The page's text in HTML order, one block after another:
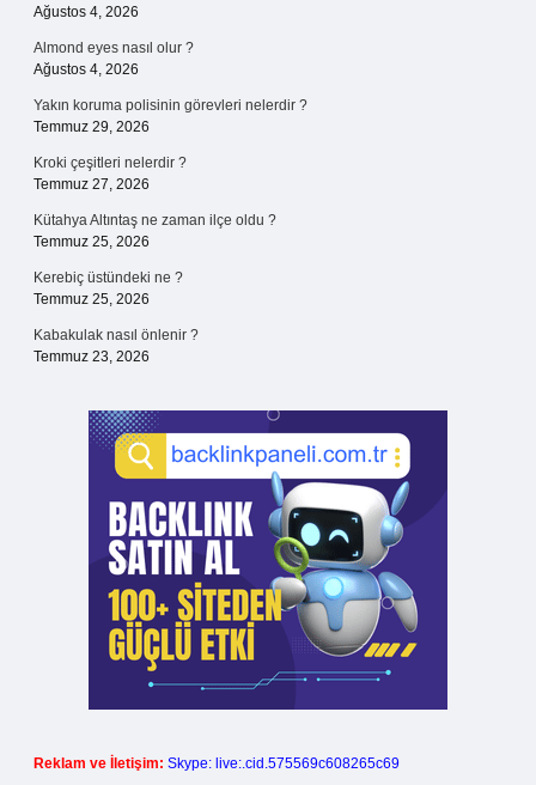
Ağustos 4, 2026
Almond eyes nasıl olur ?
Ağustos 4, 2026
Yakın koruma polisinin görevleri nelerdir ?
Temmuz 29, 2026
Kroki çeşitleri nelerdir ?
Temmuz 27, 2026
Kütahya Altıntaş ne zaman ilçe oldu ?
Temmuz 25, 2026
Kerebiç üstündeki ne ?
Temmuz 25, 2026
Kabakulak nasıl önlenir ?
Temmuz 23, 2026
Reklam ve İletişim: Skype: live:.cid.575569c608265c69